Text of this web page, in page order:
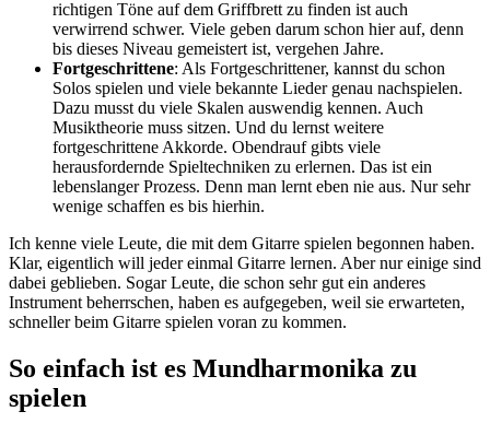
richtigen Töne auf dem Griffbrett zu finden ist auch
verwirrend schwer. Viele geben darum schon hier auf, denn
bis dieses Niveau gemeistert ist, vergehen Jahre.
Fortgeschrittene: Als Fortgeschrittener, kannst du schon
Solos spielen und viele bekannte Lieder genau nachspielen.
Dazu musst du viele Skalen auswendig kennen. Auch
Musiktheorie muss sitzen. Und du lernst weitere
fortgeschrittene Akkorde. Obendrauf gibts viele
herausfordernde Spieltechniken zu erlernen. Das ist ein
lebenslanger Prozess. Denn man lernt eben nie aus. Nur sehr
wenige schaffen es bis hierhin.
Ich kenne viele Leute, die mit dem Gitarre spielen begonnen haben.
Klar, eigentlich will jeder einmal Gitarre lernen. Aber nur einige sind
dabei geblieben. Sogar Leute, die schon sehr gut ein anderes
Instrument beherrschen, haben es aufgegeben, weil sie erwarteten,
schneller beim Gitarre spielen voran zu kommen.
So einfach ist es Mundharmonika zu
spielen